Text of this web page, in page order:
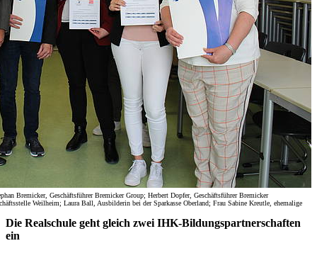
Bremicker, Geschäftsführer Bremicker Group; Herbert Dopfer, Geschäftsführer Bremicker
Weilheim; Laura Ball, Ausbilderin bei der Sparkasse Oberland; Frau Sabine Kreutle, ehemalige
Die Realschule geht gleich zwei IHK-Bildungspartnerschaften
ein